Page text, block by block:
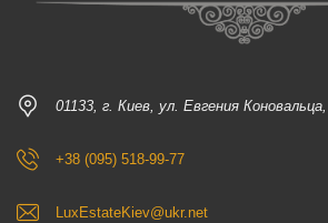
01133, г. Киев, ул. Евгения
+38 (095) 518-99-77
LuxEstateKiev@ukr.net